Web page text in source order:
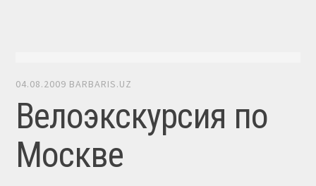
04.08.2009 BARBARIS.UZ
Велоэкскурсия по
Москве